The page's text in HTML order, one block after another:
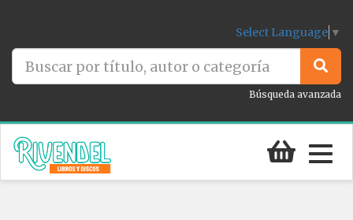
Select Language ▼
Búsqueda avanzada